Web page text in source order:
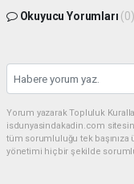
Okuyucu Yorumları (0)
Yorum yazarak Topluluk
isdunyasindakadin.com
tüm sorumluluğu tek
yönetimi hiçbir şekilde